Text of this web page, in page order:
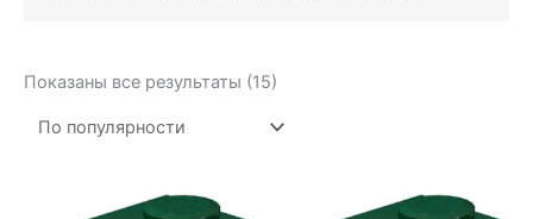
Показаны все результаты (15)